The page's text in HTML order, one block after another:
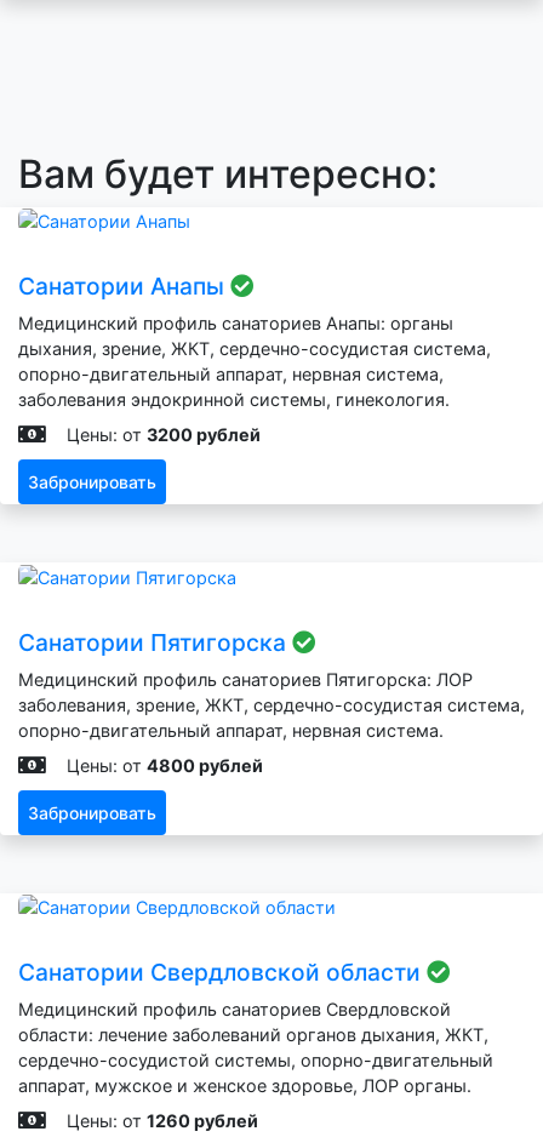
Вам будет интересно:
Санатории Анапы
Медицинский профиль санаториев Анапы: органы
дыхания, зрение, ЖКТ, сердечно-сосудистая система,
опорно-двигательный аппарат, нервная система,
заболевания эндокринной системы, гинекология.
Цены: от 3200 рублей
Забронировать
Санатории Пятигорска
Медицинский профиль санаториев Пятигорска: ЛОР
заболевания, зрение, ЖКТ, сердечно-сосудистая система,
опорно-двигательный аппарат, нервная система.
Цены: от 4800 рублей
Забронировать
Санатории Свердловской области
Медицинский профиль санаториев Свердловской
области: лечение заболеваний органов дыхания, ЖКТ,
сердечно-сосудистой системы, опорно-двигательный
аппарат, мужское и женское здоровье, ЛОР органы.
Цены: от 1260 рублей